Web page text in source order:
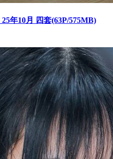
年10月 四套(63P/575MB)